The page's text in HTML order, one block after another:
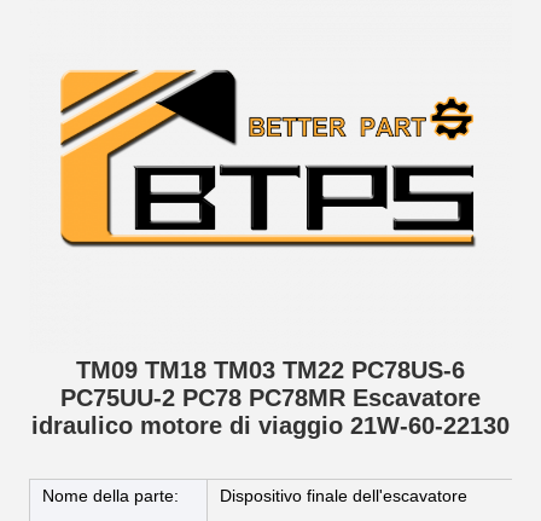
TM09 TM18 TM03 TM22 PC78US-6
PC75UU-2 PC78 PC78MR Escavatore
idraulico motore di viaggio 21W-60-22130
Nome della parte: Dispositivo finale dell'escavatore